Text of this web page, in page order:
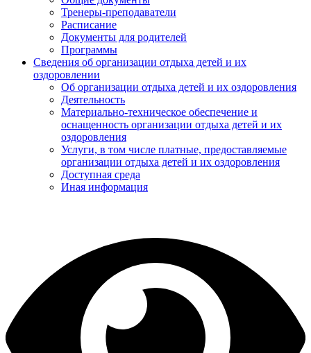
Тренеры-преподаватели
Расписание
Документы для родителей
Программы
Сведения об организации отдыха детей и их
оздоровлении
Об организации отдыха детей и их оздоровления
Деятельность
Материально-техническое обеспечение и
оснащенность организации отдыха детей и их
оздоровления
Услуги, в том числе платные, предоставляемые
организации отдыха детей и их оздоровления
Доступная среда
Иная информация